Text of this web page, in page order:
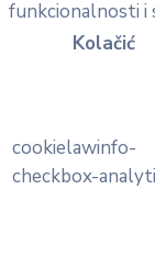
funkcionalnosti i
Kolačić
cookielawinfo-
checkbox-